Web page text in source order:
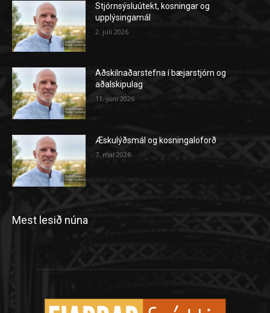
Stjórnsýsluútekt, kosningar og
upplýsingamál
2. júlí 2026
Aðskilnaðarstefna í bæjarstjórn og
aðalskipulag
11. júní 2026
Æskulýðsmál og kosningaloforð
7. maí 2026
Mest lesið núna